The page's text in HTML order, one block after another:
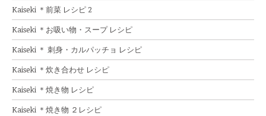
Kaiseki ＊前菜 レシピ 2
Kaiseki ＊お吸い物・スープ レシピ
Kaiseki ＊ 刺身・カルパッチョ レシピ
Kaiseki ＊炊き合わせ レシピ
Kaiseki ＊焼き物 レシピ
Kaiseki ＊焼き物 ２レシピ